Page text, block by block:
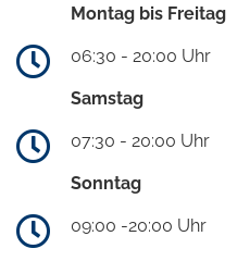
Montag bis Freitag
06:30 - 20:00 Uhr
Samstag
07:30 - 20:00 Uhr
Sonntag
09:00 -20:00 Uhr